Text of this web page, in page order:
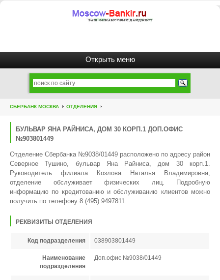
СБЕРБАНК МОСКВА ОТДЕЛЕНИЯ
БУЛЬВАР ЯНА РАЙНИСА, ДОМ 30 КОРП.1 ДОП.ОФИС
№903801449
Отделение Сбербанка №9038/01449 расположено по адресу район
Северное Тушино, бульвар Яна Райниса, дом 30 корп.1.
Руководитель филиала Козлова Наталья Владимировна,
отделение обслуживает физических лиц. Подробную
информацию по кредитованию и обслуживанию клиентов можно
получить по телефону 8 (495) 9497811.
РЕКВИЗИТЫ ОТДЕЛЕНИЯ
Код подразделения 038903801449
Наименование
подразделения
Доп.офис №9038/01449